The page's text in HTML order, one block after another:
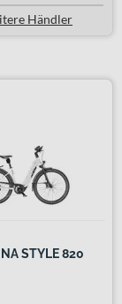
Händler
STYLE 820